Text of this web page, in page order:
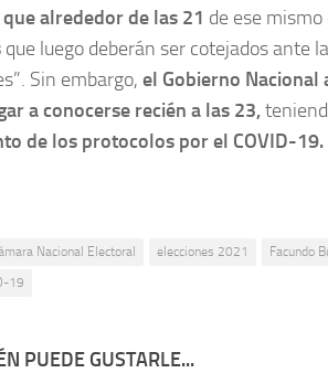
alrededor de las 21 de ese
que luego deberán ser cotejados ante
Sin embargo, el Gobierno
a conocerse recién a las 23,
de los protocolos por el COVID-19.
Nacional Electoral elecciones 2021 Facundo
19
PUEDE GUSTARLE...